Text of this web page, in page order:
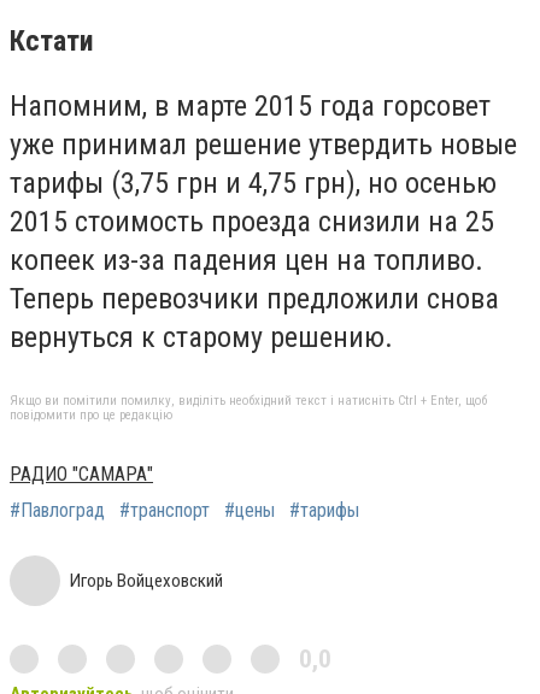
Кстати
Напомним, в марте 2015 года горсовет
уже принимал решение утвердить новые
тарифы (3,75 грн и 4,75 грн), но осенью
2015 стоимость проезда снизили на 25
копеек из-за падения цен на топливо.
Теперь перевозчики предложили снова
вернуться к старому решению.
Якщо ви помітили помилку, виділіть необхідний текст і натисніть Ctrl + Enter, щоб
повідомити про це редакцію
РАДИО "САМАРА"
#Павлоград
#транспорт #цены #тарифы
Игорь Войцеховский
0,0